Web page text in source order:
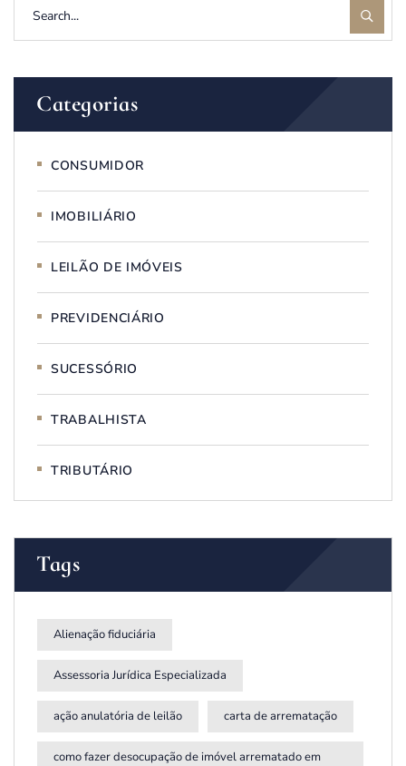
Categorias
CONSUMIDOR
IMOBILIÁRIO
LEILÃO DE IMÓVEIS
PREVIDENCIÁRIO
SUCESSÓRIO
TRABALHISTA
TRIBUTÁRIO
Tags
Alienação fiduciária
Assessoria Jurídica Especializada
ação anulatória de leilão carta de arrematação
como fazer desocupação de imóvel arrematado em